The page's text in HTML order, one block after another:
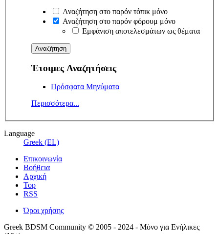
Αναζήτηση στο παρόν τόπικ μόνο
Αναζήτηση στο παρόν φόρουμ μόνο
Εμφάνιση αποτελεσμάτων ως θέματα
Έτοιμες Αναζητήσεις
Πρόσφατα Μηνύματα
Περισσότερα...
Language
Greek (EL)
Επικοινωνία
Βοήθεια
Αρχική
Top
RSS
Όροι χρήσης
Greek BDSM Community © 2005 - 2024 - Μόνο για Ενήλικες